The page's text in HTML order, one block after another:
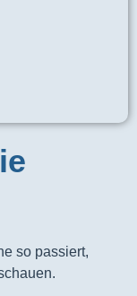
so passiert,